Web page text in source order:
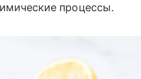
процессы.